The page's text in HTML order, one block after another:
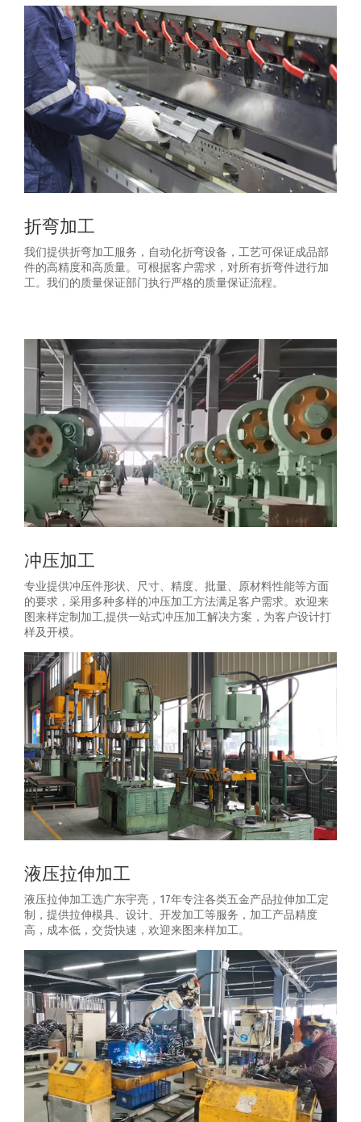
折弯加工
我们提供折弯加工服务，自动化折弯设备，工艺可保证成品部
件的高精度和高质量。可根据客户需求，对所有折弯件进行加
工。我们的质量保证部门执行严格的质量保证流程。
冲压加工
专业提供冲压件形状、尺寸、精度、批量、原材料性能等方面
的要求，采用多种多样的冲压加工方法满足客户需求。欢迎来
图来样定制加工,提供一站式冲压加工解决方案，为客户设计打
样及开模。
液压拉伸加工
液压拉伸加工选广东宇亮，17年专注各类五金产品拉伸加工定
制，提供拉伸模具、设计、开发加工等服务，加工产品精度
高，成本低，交货快速，欢迎来图来样加工。